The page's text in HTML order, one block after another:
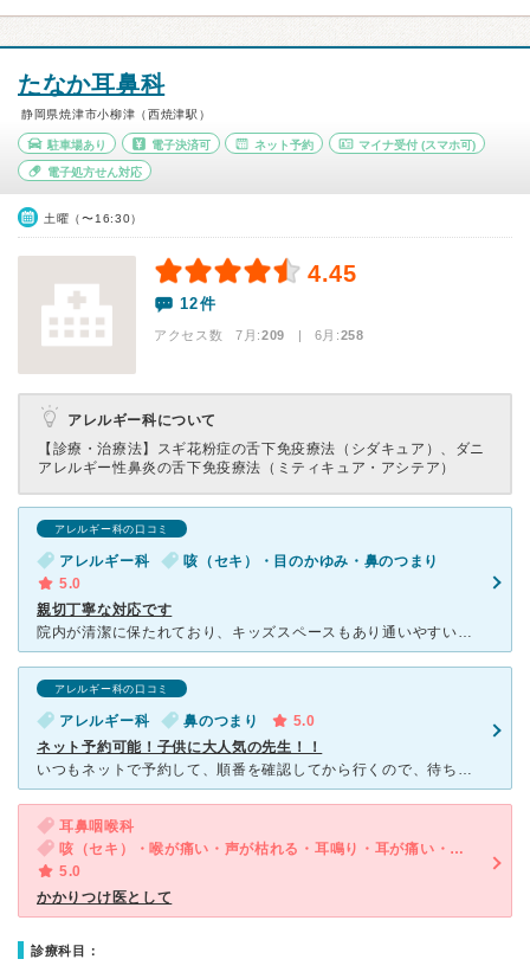
たなか耳鼻科
静岡県焼津市小柳津（西焼津駅）
駐車場あり 電子決済可 ネット予約 マイナ受付 (スマホ可)
電子処方せん対応
土曜（〜16:30）
4.45
12件
アクセス数 7月:209 | 6月:258
アレルギー科について
【診療・治療法】 スギ花粉症の舌下免疫療法（シダキュア）、ダニ
アレルギー性鼻炎の舌下免疫療法（ミティキュア・アシテア）
アレルギー科の口コミ
アレルギー科
咳（セキ）・目のかゆみ・鼻のつまり
5.0
親切丁寧な対応です
院内が清潔に保たれており、キッズスペースもあり通いやすいです。自分も子供もお世話になってますが、受付の方の対応も良く、先生もとても親切で優しいです。親身になって話を聞いてもらえることがこんなにも安心す
アレルギー科の口コミ
アレルギー科 鼻のつまり
5.0
ネット予約可能！子供に大人気の先生！！
いつもネットで予約して、順番を確認してから行くので、待ち時間は10分位です。 キッズルームがあるので、楽しくて待ち時間が短いと子供が、帰りたがりません。 先生は、診察室のところに子供が大好きなアニ
耳鼻咽喉科
咳（セキ）・喉が痛い・声が枯れる・耳鳴り・耳が痛い・鼻のつまり・鼻水が出る・耳の閉塞感・聞こえづらい・痰・鼻水がのどに流れる・後鼻漏・くしゃみ
5.0
かかりつけ医として
診療科目：